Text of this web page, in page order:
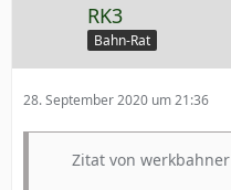
RK3
Bahn-Rat
28. September 2020 um 21:36
Zitat von werkbahner